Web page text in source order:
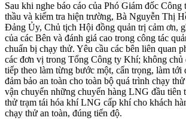
Sau khi nghe báo cáo của Phó Giám đốc Công
thầu và kiểm tra hiện trường, Bà Nguyễn Thị
Đảng Ủy, Chủ tịch Hội đồng quản trị cảm ơn,
của các Bên và đánh giá cao trong công tác
chuẩn bị chạy thử. Yêu cầu các bên liên quan
các đơn vị trong Tổng Công ty Khí; không chủ
tiếp theo làm từng bước một, cẩn trọng, làm tới
đảm bảo an toàn cho toàn bộ quá trình chạy
vận chuyển những chuyến hàng LNG đầu tiên
thử trạm tái hóa khí LNG cấp khí cho khách
chạy thử an toàn, đúng tiến độ.